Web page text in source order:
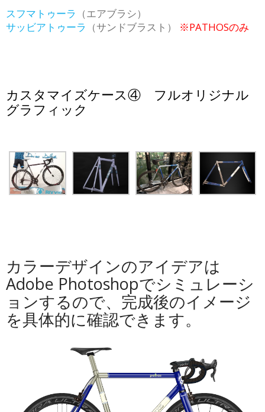
スフマトゥーラ
（エアブラシ）
サッビアトゥーラ
（サンドブラスト） ※PATHOSのみ
カスタマイズケース④ フルオリジナル
グラフィック
カラーデザインのアイデアは
Adobe Photoshopでシミュレーシ
ョンするので、完成後のイメージ
を具体的に確認できます。